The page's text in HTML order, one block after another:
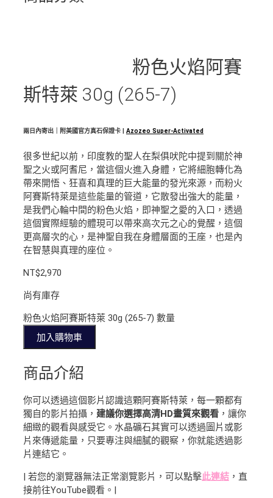
粉色火焰阿賽
斯特萊 30g (265-7)
兩日內寄出｜附美國官方真石保證卡 | Azozeo Super-Activated
很多世紀以前，印度教的聖人在梨俱吠陀中提到關於神
聖之火或阿耆尼，當這個火進入身體，它將細胞轉化為
帶來開悟、狂喜和真理的巨大能量的發光來源，而粉火
阿賽斯特萊是這些能量的管道，它散發出強大的能量，
是我們心輪中間的粉色火焰，即神聖之愛的入口，透過
這個實際經驗的體現可以帶來高次元之心的覺醒，這個
更高層次的心，是神聖自我在身體層面的王座，也是內
在智慧與真理的座位。
NT$2,970
尚有庫存
粉色火焰阿賽斯特萊 30g (265-7) 數量
加入購物車
商品介紹
你可以透過這個影片認識這顆阿賽斯特萊，每一顆都有
獨自的影片拍攝， 建議你選擇高清HD畫質來觀看 ，讓你
細緻的觀看與感受它。水晶礦石其實可以透過圖片或影
片來傳遞能量，只要專注與細膩的觀察，你就能透過影
片連結它。
| 若您的瀏覽器無法正常瀏覽影片，可以點擊此連結 ，直
接前往YouTube觀看。|